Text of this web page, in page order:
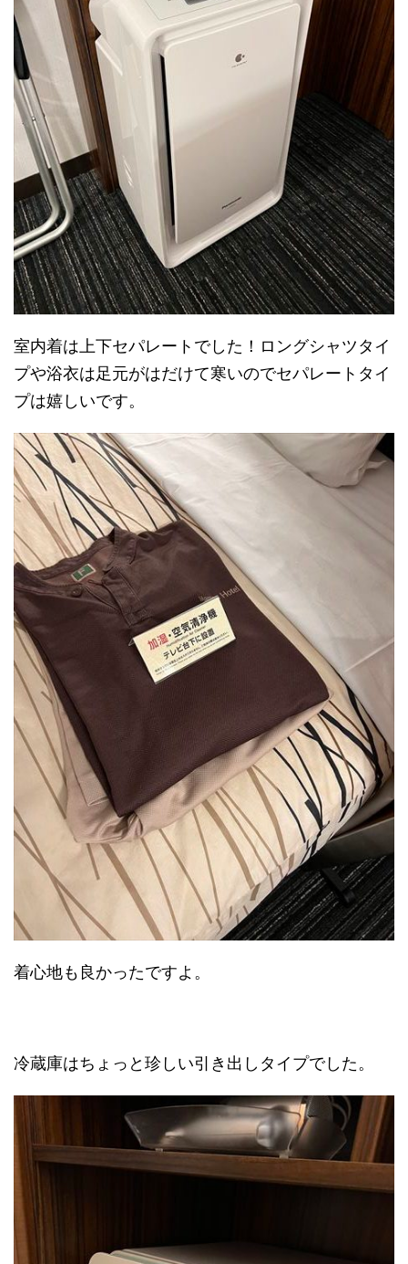
室内着は上下セパレートでした！ロングシャツタイ
プや浴衣は足元がはだけて寒いのでセパレートタイ
プは嬉しいです。
着心地も良かったですよ。
冷蔵庫はちょっと珍しい引き出しタイプでした。